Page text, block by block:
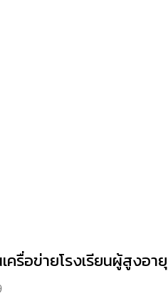
ครื่อข่ายโรงเรียนผู้สูงอายุ